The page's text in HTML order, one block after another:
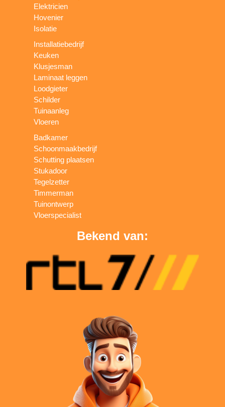
Elektricien
Hovenier
Isolatie
Installatiebedrijf
Keuken
Klusjesman
Laminaat leggen
Loodgieter
Schilder
Tuinaanleg
Vloeren
Badkamer
Schoonmaakbedrijf
Schutting plaatsen
Stukadoor
Tegelzetter
Timmerman
Tuinontwerp
Vloerspecialist
Bekend van: